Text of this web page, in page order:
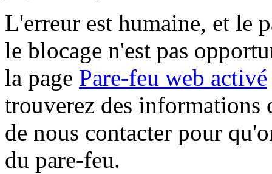
L'erreur est humaine, et le
le blocage n'est pas
la page Pare-feu web activé
trouverez des informations
de nous contacter pour
du pare-feu.